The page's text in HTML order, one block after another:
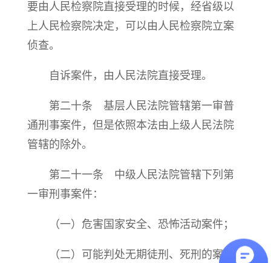
要由人民检察院直接受理的时候，经省级以
上人民检察院决定，可以由人民检察院立案
侦查。
自诉案件，由人民法院直接受理。
第二十条 基层人民法院管辖第一审普
通刑事案件，但是依照本法由上级人民法院
管辖的除外。
第二十一条 中级人民法院管辖下列第
一审刑事案件：
（一）危害国家安全、恐怖活动案件；
（二）可能判处无期徒刑、死刑的案